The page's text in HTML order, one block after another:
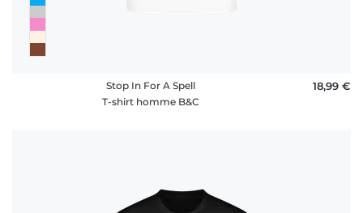
Stop In For A Spell
T-shirt homme B&C
18,99 €